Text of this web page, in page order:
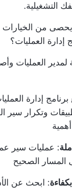
التشغيلية.
من الخيارات
إدارة العمليات؟
لمدير العمليات
إدارة
وتكرار
: عمليات سير
المسار الصحيح
: ابحث عن